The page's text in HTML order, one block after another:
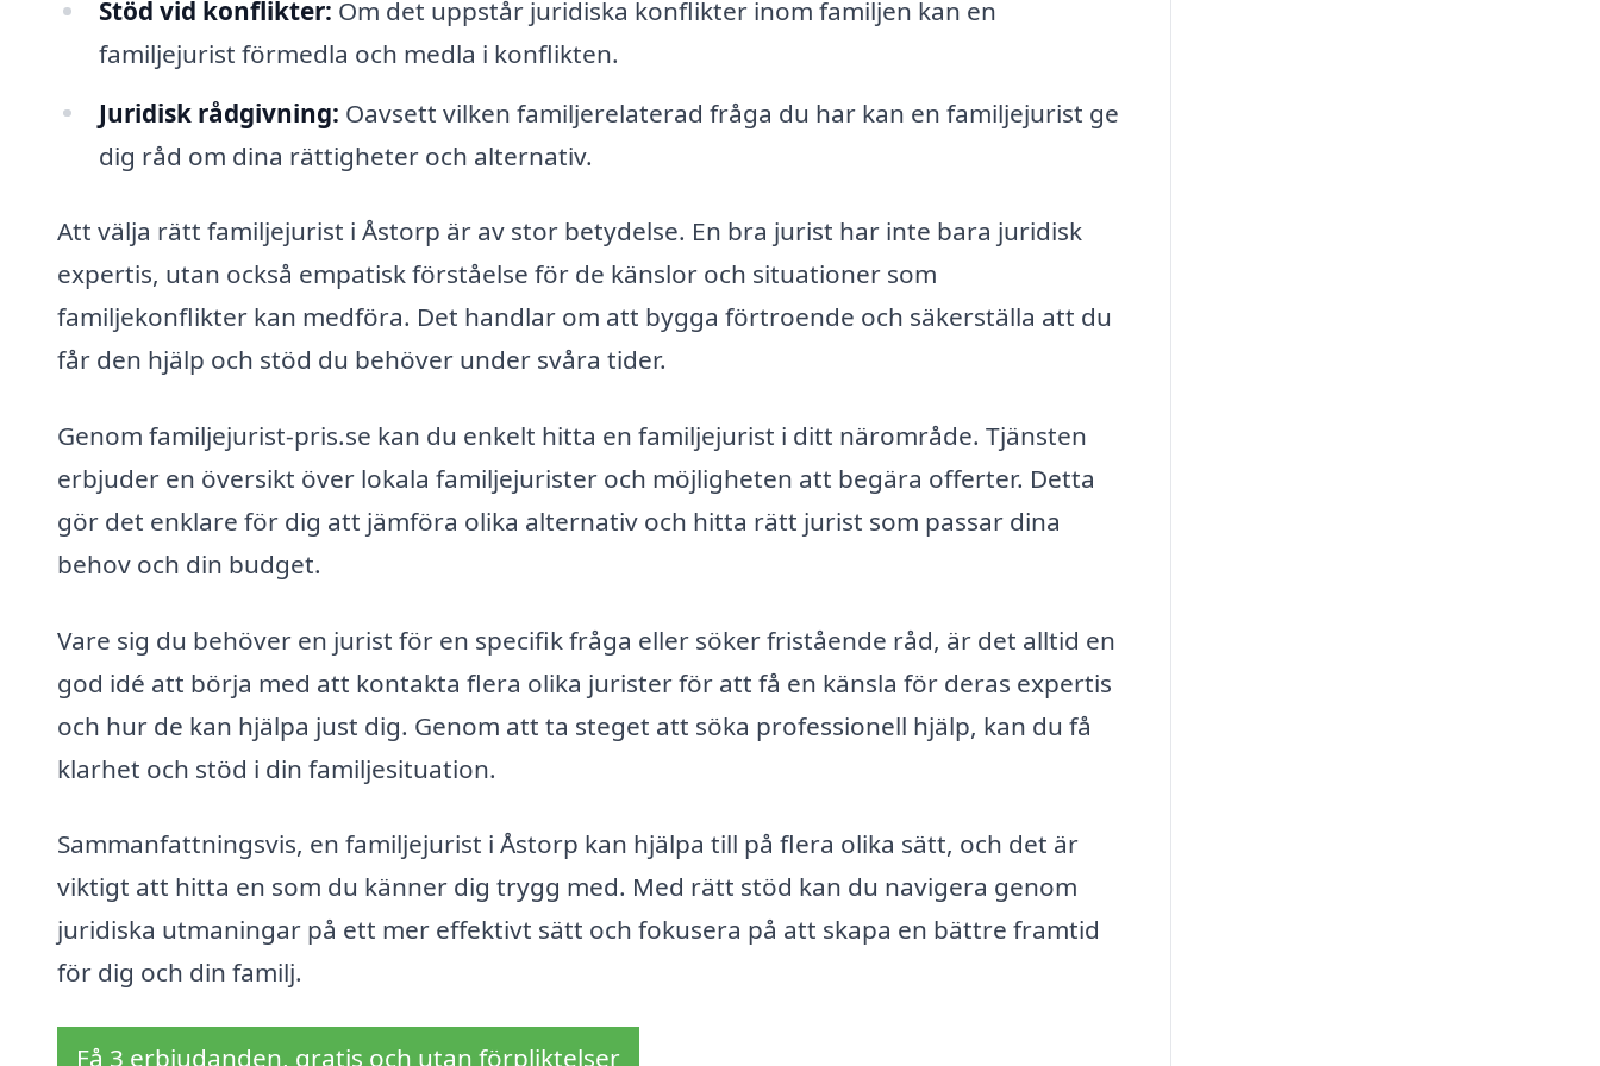
Stöd vid konflikter: Om det uppstår juridiska konflikter inom familjen kan en
familjejurist förmedla och medla i konflikten.
Juridisk rådgivning: Oavsett vilken familjerelaterad fråga du har kan en familjejurist ge
dig råd om dina rättigheter och alternativ.
Att välja rätt familjejurist i Åstorp är av stor betydelse. En bra jurist har inte bara juridisk
expertis, utan också empatisk förståelse för de känslor och situationer som
familjekonflikter kan medföra. Det handlar om att bygga förtroende och säkerställa att du
får den hjälp och stöd du behöver under svåra tider.
Genom familjejurist-pris.se kan du enkelt hitta en familjejurist i ditt närområde. Tjänsten
erbjuder en översikt över lokala familjejurister och möjligheten att begära offerter. Detta
gör det enklare för dig att jämföra olika alternativ och hitta rätt jurist som passar dina
behov och din budget.
Vare sig du behöver en jurist för en specifik fråga eller söker fristående råd, är det alltid en
god idé att börja med att kontakta flera olika jurister för att få en känsla för deras expertis
och hur de kan hjälpa just dig. Genom att ta steget att söka professionell hjälp, kan du få
klarhet och stöd i din familjesituation.
Sammanfattningsvis, en familjejurist i Åstorp kan hjälpa till på flera olika sätt, och det är
viktigt att hitta en som du känner dig trygg med. Med rätt stöd kan du navigera genom
juridiska utmaningar på ett mer effektivt sätt och fokusera på att skapa en bättre framtid
för dig och din familj.
Få 3 erbjudanden, gratis och utan förpliktelser